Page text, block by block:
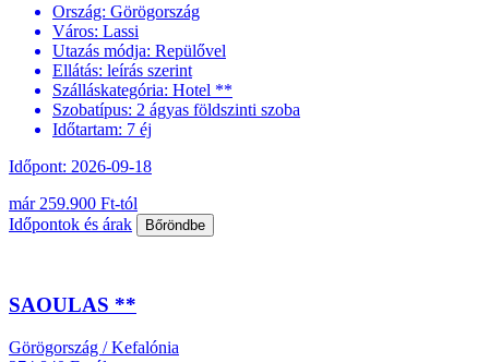
Ország: Görögország
Város: Lassi
Utazás módja: Repülővel
Ellátás: leírás szerint
Szálláskategória: Hotel **
Szobatípus: 2 ágyas földszinti szoba
Időtartam: 7 éj
Időpont: 2026-09-18
már 259.900 Ft-tól
Időpontok és árak
Bőröndbe
SAOULAS **
Görögország / Kefalónia